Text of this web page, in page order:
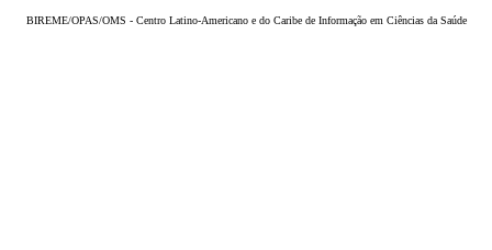
BIREME/OPAS/OMS - Centro Latino-Americano e do Caribe de Informação em Ciências da Saúde